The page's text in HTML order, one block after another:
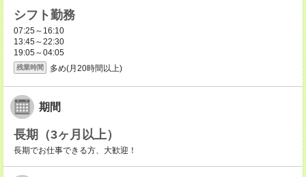
シフト勤務
07:25～16:10
13:45～22:30
19:05～04:05
残業時間 多め(月20時間以上)
期間
長期（3ヶ月以上）
長期でお仕事できる方、大歓迎！